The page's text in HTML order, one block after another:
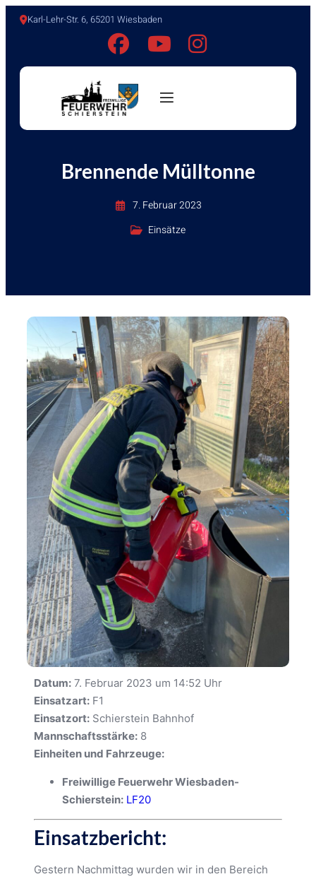
Karl-Lehr-Str. 6, 65201 Wiesbaden
Brennende Mülltonne
7. Februar 2023
Einsätze
Datum: 7. Februar 2023 um 14:52 Uhr
Einsatzart: F1
Einsatzort: Schierstein Bahnhof
Mannschaftsstärke: 8
Einheiten und Fahrzeuge:
Freiwillige Feuerwehr Wiesbaden-
Schierstein: LF20
Einsatzbericht:
Gestern Nachmittag wurden wir in den Bereich